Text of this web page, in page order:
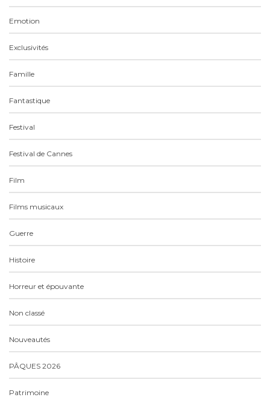
Emotion
Exclusivités
Famille
Fantastique
Festival
Festival de Cannes
Film
Films musicaux
Guerre
Histoire
Horreur et épouvante
Non classé
Nouveautés
PÂQUES 2026
Patrimoine